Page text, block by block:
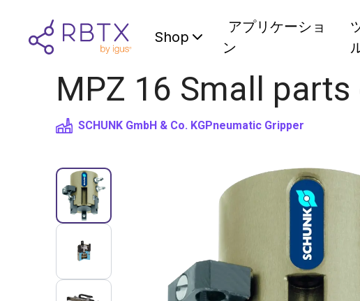
Shop
アプリケーショ
ン
MPZ 16 Small
SCHUNK GmbH & Co. KGPneumatic Gripper